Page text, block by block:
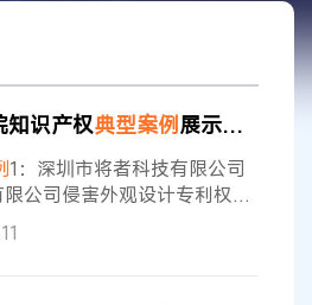
知识产权典型案例展示（专利篇）
1：深圳市将者科技有限公司
公司侵害外观设计专利权纠
权行为贡献率的问题 一审
专民初字第1229号 1 【裁判